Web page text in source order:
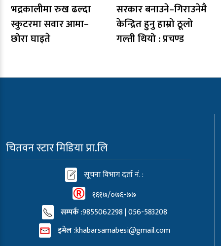
भद्रकालीमा रुख ढल्दा
स्कुटरमा सवार आमा–
छोरा घाइते
सरकार बनाउने–गिराउनेमै
केन्द्रित हुनु हाम्रो ठूलो
गल्ती थियो : प्रचण्ड
चितवन स्टार मिडिया प्रा.लि
सूचना विभाग दर्ता नं. :
१६१७/०७६-७७
सम्पर्क:9855062298 | 056-583208
इमेल:khabarsamabesi@gmail.com